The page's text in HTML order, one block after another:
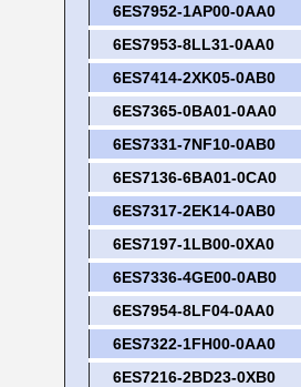
6ES7952-1AP00-0AA0
6ES7953-8LL31-0AA0
6ES7414-2XK05-0AB0
6ES7365-0BA01-0AA0
6ES7331-7NF10-0AB0
6ES7136-6BA01-0CA0
6ES7317-2EK14-0AB0
6ES7197-1LB00-0XA0
6ES7336-4GE00-0AB0
6ES7954-8LF04-0AA0
6ES7322-1FH00-0AA0
6ES7216-2BD23-0XB0